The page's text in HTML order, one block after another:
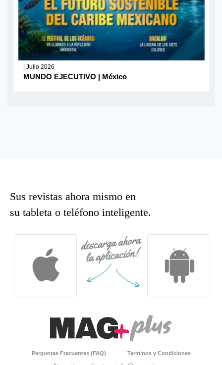
| Julio 2026
MUNDO EJECUTIVO | México
Sus revistas ahora mismo en
su tableta o teléfono inteligente.
Perguntas Frecuentes (FAQ) Terminos y Condiciones